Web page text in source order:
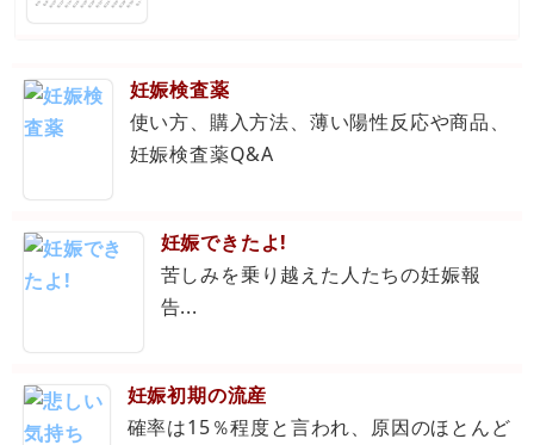
妊娠検査薬
使い方、購入方法、薄い陽性反応や商品、
妊娠検査薬Q&A
妊娠できたよ!
苦しみを乗り越えた人たちの妊娠報
告...
妊娠初期の流産
確率は15％程度と言われ、原因のほとんど